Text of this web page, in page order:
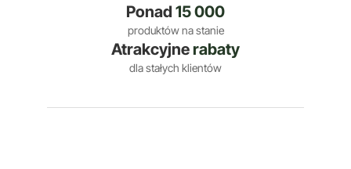
Ponad 15 000
produktów na stanie
Atrakcyjnerabaty
dla stałych klientów